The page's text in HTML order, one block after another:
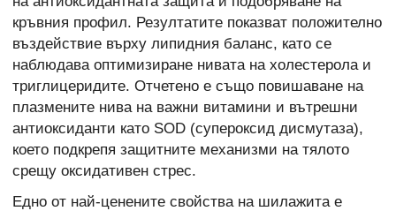
кръвния профил. Резултатите показват положително
въздействие върху липидния баланс, като се
наблюдава оптимизиране нивата на холестерола и
триглицеридите. Отчетено е също повишаване на
плазмените нива на важни витамини и вътрешни
антиоксиданти като SOD (супероксид дисмутаза),
което подкрепя защитните механизми на тялото
срещу оксидативен стрес.
Едно от най-ценените свойства на шилажита е